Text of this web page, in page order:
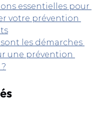
essentielles pour
votre prévention
les démarches
une prévention